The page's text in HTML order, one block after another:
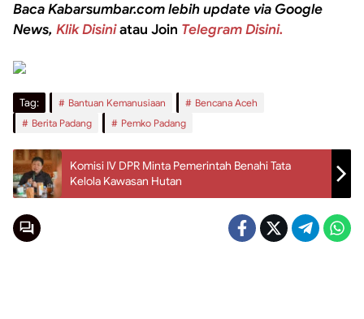
Baca Kabarsumbar.com lebih update via Google
News, Klik Disiniatau Join Telegram Disini.
Tag: Bantuan Kemanusiaan
Bencana Aceh
Berita Padang
Pemko Padang
Komisi IV DPR Minta Pemerintah Benahi Tata
Kelola Kawasan Hutan